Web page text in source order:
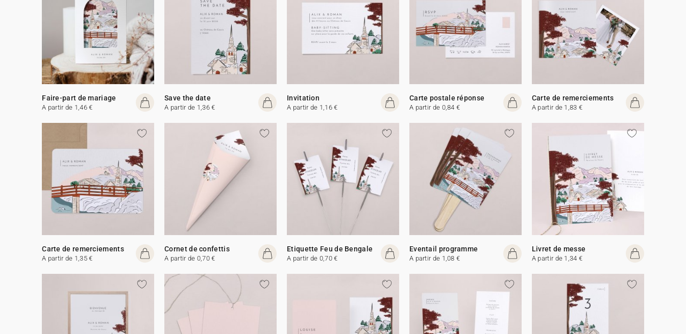
Faire-part de mariage
A partir de 1,46 €
Save the date
A partir de 1,36 €
Invitation
A partir de 1,16 €
Carte postale réponse
A partir de 0,84 €
Carte de remerciements
A partir de 1,83 €
Carte de remerciements
A partir de 1,35 €
Cornet de confettis
A partir de 0,70 €
Etiquette Feu de Bengale
A partir de 0,70 €
Eventail programme
A partir de 1,08 €
Livret de messe
A partir de 1,34 €